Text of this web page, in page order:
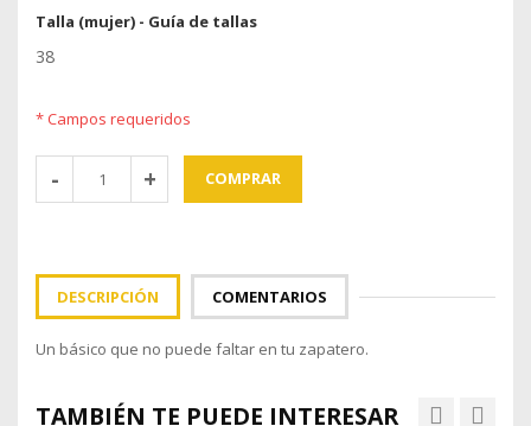
Talla (mujer) - Guía de tallas
38
* Campos requeridos
COMPRAR
DESCRIPCIÓN COMENTARIOS
Un básico que no puede faltar en tu zapatero.
TAMBIÉN TE PUEDE INTERESAR